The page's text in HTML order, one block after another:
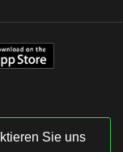
Sie uns